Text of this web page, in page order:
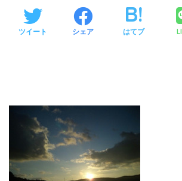
ツイート シェア はてブ